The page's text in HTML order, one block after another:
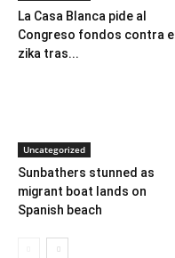
La Casa Blanca pide al
Congreso fondos contra el
zika tras...
Uncategorized
Sunbathers stunned as
migrant boat lands on
Spanish beach